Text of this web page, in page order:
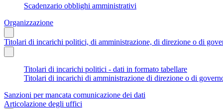
Scadenzario obblighi amministrativi
Organizzazione
Titolari di incarichi politici, di amministrazione, di direzione o di
Titolari di incarichi politici - dati in formato tabellare
Titolari di incarichi di amministrazione di direzione o di
Sanzioni per mancata comunicazione dei dati
Articolazione degli uffici